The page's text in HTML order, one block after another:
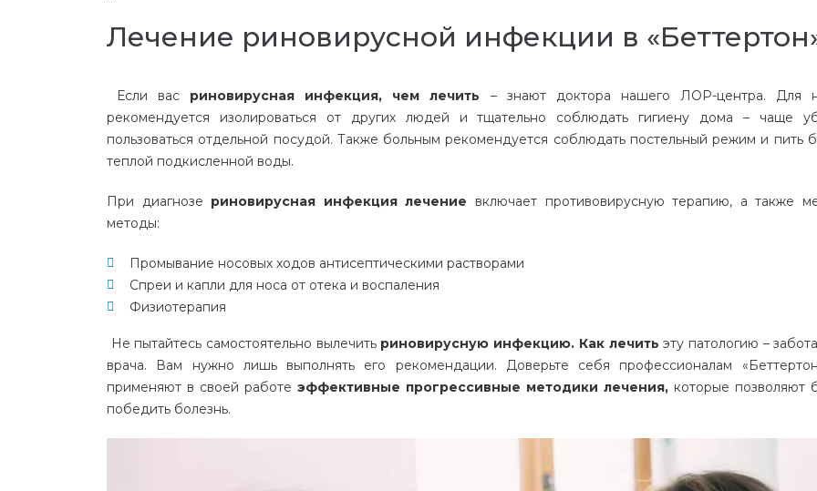
Лечение риновирусной инфекции в
Если вас риновирусная инфекция, чем лечить – знают доктора нашего ЛОР-центра. Для
рекомендуется изолироваться от других людей и тщательно соблюдать гигиену дома – чаще
пользоваться отдельной посудой. Также больным рекомендуется соблюдать постельный режим и пить
теплой подкисленной воды.
При диагнозе риновирусная инфекция лечение включает противовирусную терапию, а также
методы:
Промывание носовых ходов антисептическими растворами
Спреи и капли для носа от отека и воспаления
Физиотерапия
Не пытайтесь самостоятельно вылечить риновирусную инфекцию. Как лечить эту патологию –
врача. Вам нужно лишь выполнять его рекомендации. Доверьте себя профессионалам
применяют в своей работе эффективные прогрессивные методики лечения, которые позволяют
победить болезнь.